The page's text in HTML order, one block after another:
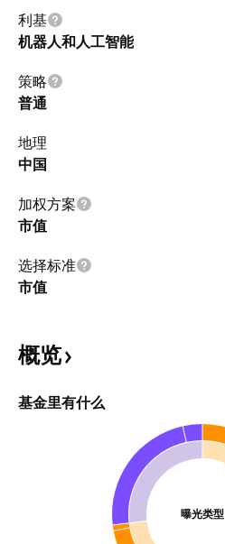
利基
机器人和人工智能
策略
普通
地理
中国
加权方案
市值
选择标准
市值
概览
基金里有什么
曝光类型